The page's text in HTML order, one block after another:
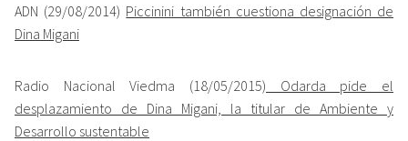
ADN (29/08/2014) Piccinini también cuestiona designación de
Dina Migani
Radio Nacional Viedma (18/05/2015) Odarda pide el
desplazamiento de Dina Migani, la titular de Ambiente y
Desarrollo sustentable